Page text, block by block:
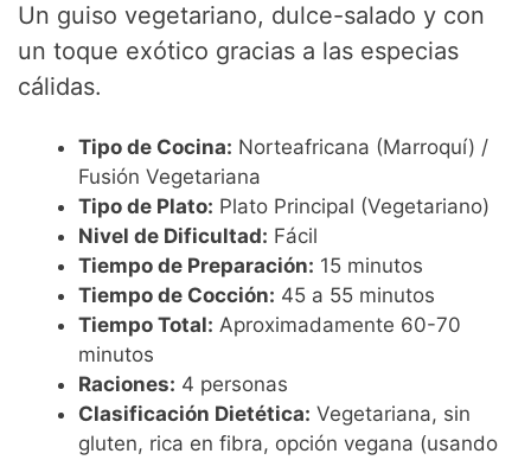
V
d
e
o
Un guiso vegetariano, dulce-salado y con
un toque exótico gracias a las especias
cálidas.
Tipo de Cocina: Norteafricana (Marroquí) /
Fusión Vegetariana
Tipo de Plato: Plato Principal (Vegetariano)
Nivel de Dificultad: Fácil
Tiempo de Preparación: 15 minutos
Tiempo de Cocción: 45 a 55 minutos
Tiempo Total: Aproximadamente 60-70
minutos
Raciones: 4 personas
Clasificación Dietética: Vegetariana, sin
gluten, rica en fibra, opción vegana (usando